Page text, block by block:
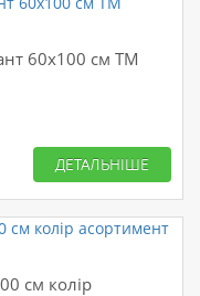
60х100 см ТМ
ДЕТАЛЬНІШЕ
см колір